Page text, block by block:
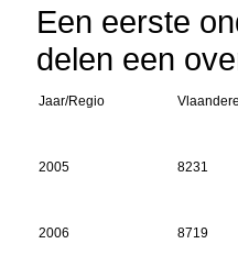
Een eerste
delen een
Jaar/Regio
2005 8231
2006 8719